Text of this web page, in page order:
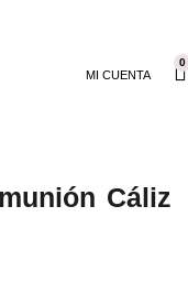
MI CUENTA
0
Cáliz